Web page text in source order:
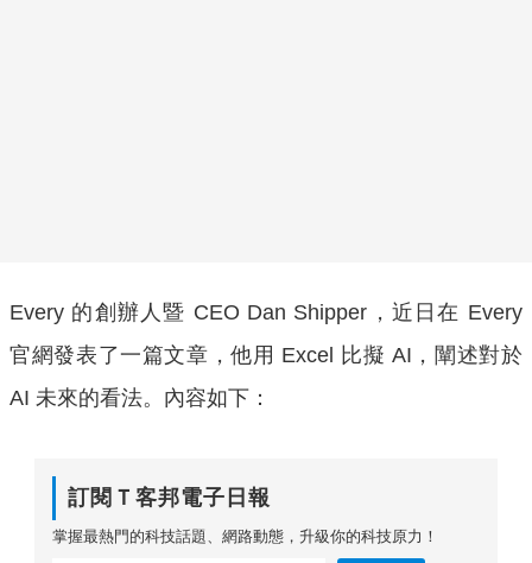
Every 的創辦人暨 CEO Dan Shipper，近日在 Every
官網發表了一篇文章，他用 Excel 比擬 AI，闡述對於
AI 未來的看法。內容如下：
訂閱Ｔ客邦電子日報
掌握最熱門的科技話題、網路動態，升級你的科技原力！